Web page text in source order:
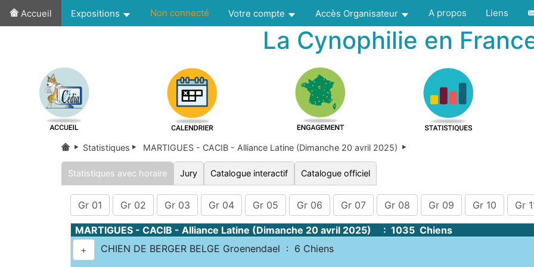
Accueil Expositions Non connecté Votre compte Accès Organisateur A propos Liens
La Cynophilie en
Statistiques MARTIGUES - CACIB - Alliance Latine (Dimanche 20 avril 2025)
Statistiques avec horaire Jury Catalogue interactif Catalogue officiel
Gr 01 Gr 02 Gr 03 Gr 04 Gr 05 Gr 06 Gr 07 Gr 08 Gr 09 Gr 10 Gr
MARTIGUES - CACIB - Alliance Latine (Dimanche 20 avril 2025) : 1035 Chiens
+
CHIEN DE BERGER BELGE Groenendael : 6 Chiens